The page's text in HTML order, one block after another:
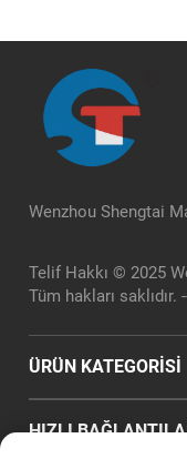
Wenzhou Shengtai
Telif Hakkı © 2025
Tüm hakları saklıdır.
ÜRÜN KATEGORİSİ
HIZLI